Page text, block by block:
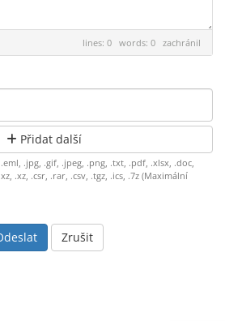
lines: 0 words: 0 zachránil
Přidat další
.jpg, .gif, .jpeg, .png, .txt, .pdf, .xlsx, .doc,
.xz, .csr, .rar, .csv, .tgz, .ics, .7z (Maximální
Zrušit